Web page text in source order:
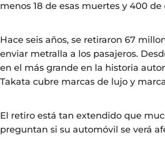
menos 18 de esas muertes y 400 de
Hace seis años, se retiraron 67
enviar metralla a los pasajeros.
en el más grande en la historia
Takata cubre marcas de lujo y
El retiro está tan extendido que
preguntan si su automóvil se verá